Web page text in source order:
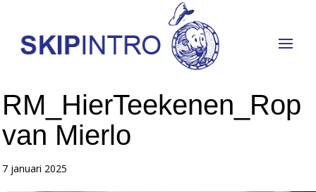
RM_HierTeekenen_Rop
van Mierlo
7 januari 2025